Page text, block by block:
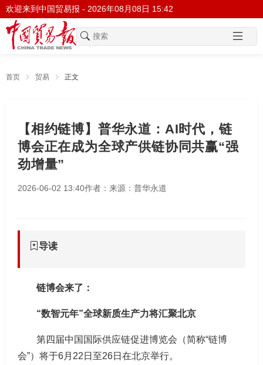
欢迎来到中国贸易报 - 2026年08月08日 15:42
首页 贸易 正文
【相约链博】普华永道：AI时代，链
博会正在成为全球产供链协同共赢“强
劲增量”
2026-06-02 13:40作者： 来源：普华永道
导读
链博会来了：
“数智元年”全球新质生产力将汇聚北京
第四届中国国际供应链促进博览会（简称“链博
会”）将于6月22日至26日在北京举行。